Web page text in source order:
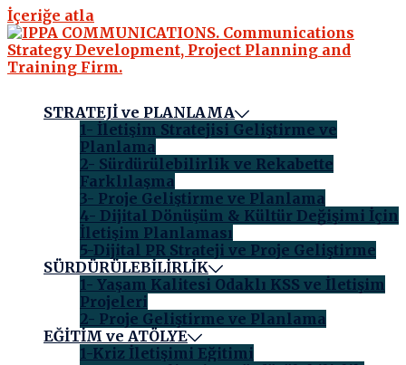
İçeriğe atla
STRATEJİ ve PLANLAMA
1- İletişim Stratejisi Geliştirme ve
Planlama
2- Sürdürülebilirlik ve Rekabette
Farklılaşma
3- Proje Geliştirme ve Planlama
4- Dijital Dönüşüm & Kültür Değişimi İçin
İletişim Planlaması
5-Dijital PR Strateji ve Proje Geliştirme
SÜRDÜRÜLEBİLİRLİK
1- Yaşam Kalitesi Odaklı KSS ve İletişim
Projeleri
2- Proje Geliştirme ve Planlama
EĞİTİM ve ATÖLYE
1-Kriz İletişimi Eğitimi